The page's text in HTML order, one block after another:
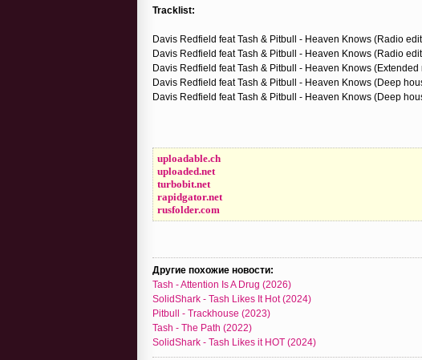
Tracklist:
Davis Redfield feat Tash & Pitbull - Heaven Knows (Radio
Davis Redfield feat Tash & Pitbull - Heaven Knows (Radio
Davis Redfield feat Tash & Pitbull - Heaven Knows (Extended
Davis Redfield feat Tash & Pitbull - Heaven Knows (Deep
Davis Redfield feat Tash & Pitbull - Heaven Knows (Deep
uploadable.ch
uploaded.net
turbobit.net
rapidgator.net
rusfolder.com
Другие похожие новости:
Tash - Attention Is A Drug (2026)
SolidShark - Tash Likes It Hot (2024)
Pitbull - Trackhouse (2023)
Tash - The Path (2022)
SolidShark - Tash Likes it HOT (2024)